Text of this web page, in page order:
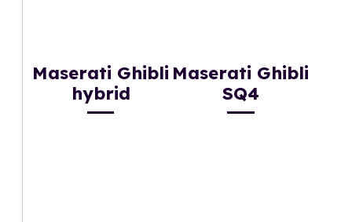
Maserati Ghibli
hybrid
Maserati Ghibli
SQ4